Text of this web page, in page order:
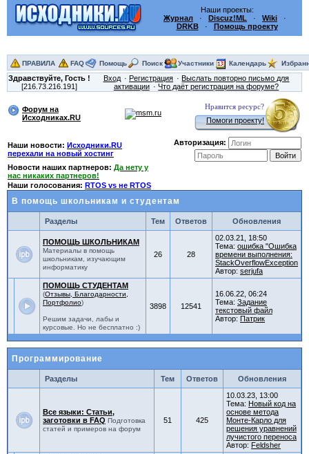
Наши проекты:
Журнал · Discuz!ML · Wiki ·
DRKB· Помощь проекту
ПРАВИЛА FAQ Помощь Поиск Участники Календарь
Здравствуйте, Гость !
[216.73.216.191]
Вход Регистрация
Выслать повторно письмо для
активации
Что даёт регистрация на форуме?
Форум на
Исходниках.RU
Нравится ресурс?
Помоги проекту!
Наши новости: Исходники.RU
перехали на новый хостинг
Авторизация:
Новости наших партнеров: Да нету у
нас никаких партнеров!
Наши голосования: RTOS vs не RTOS
В помощь школьникам и студентам
Разделы Тем Ответов Обновления
ПОМОЩЬ ШКОЛЬНИКАМ
Материалы в помощь
школьникам, изучающим
информатику
26 28
02.03.21, 18:50
Тема: ошибка "Ошибка
времени выполнения:
StackOverflowException
Автор: serjufa
ПОМОЩЬ СТУДЕНТАМ
(Отзывы, Благодарности,
Портфолио)
Решим задачи, лабы и
курсовые. Но не бесплатно :)
3898 12541
16.06.22, 06:24
Тема: Задание
текстовый файл
Автор: Патрик
Программирование
Разделы Тем Ответов Обновления
Все языки: Статьи,
заготовки в FAQ Подготовка
статей и примеров на форум
51 425
10.03.23, 13:00
Тема: Новый код на
основе метода
Монте-Карло для
решения уравнений
лучистого переноса
Автор: Feldsher